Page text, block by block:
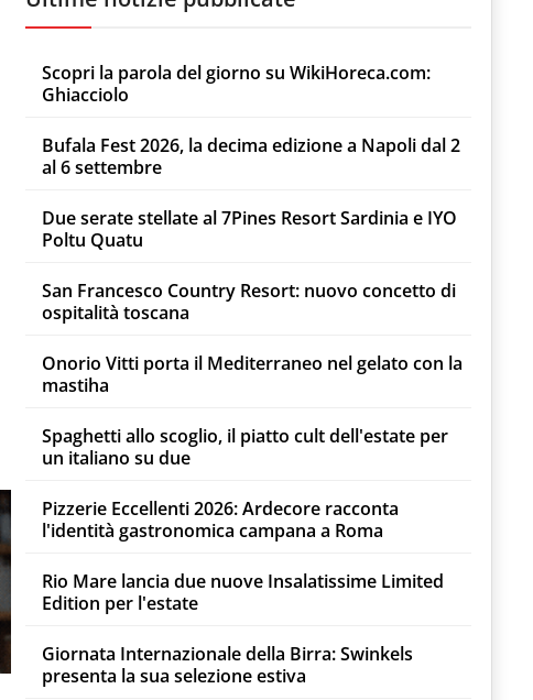
Scopri la parola del giorno su WikiHoreca.com:
Ghiacciolo
Bufala Fest 2026, la decima edizione a Napoli dal 2
al 6 settembre
Due serate stellate al 7Pines Resort Sardinia e IYO
Poltu Quatu
San Francesco Country Resort: nuovo concetto di
ospitalità toscana
Onorio Vitti porta il Mediterraneo nel gelato con la
mastiha
Spaghetti allo scoglio, il piatto cult dell'estate per
un italiano su due
Pizzerie Eccellenti 2026: Ardecore racconta
l'identità gastronomica campana a Roma
Rio Mare lancia due nuove Insalatissime Limited
Edition per l'estate
Giornata Internazionale della Birra: Swinkels
presenta la sua selezione estiva